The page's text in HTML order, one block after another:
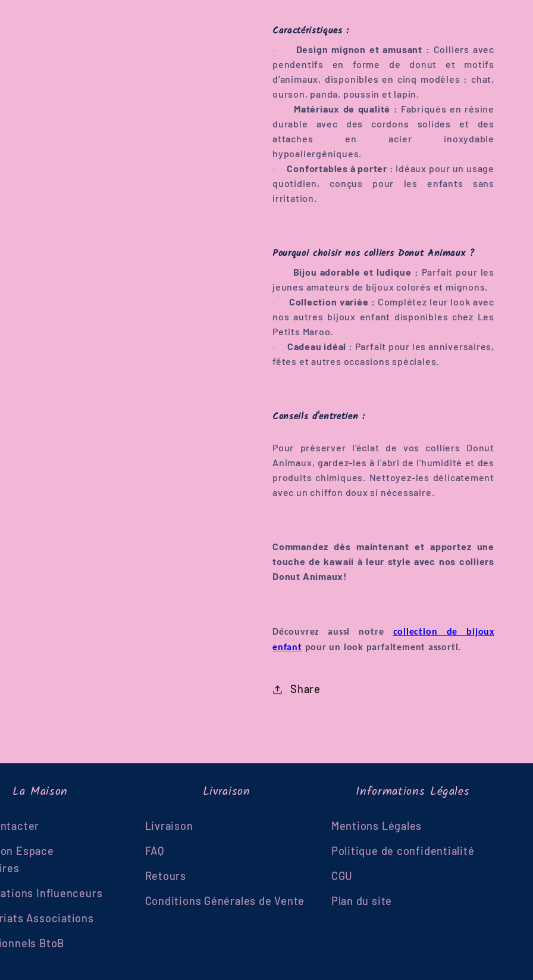
Caractéristiques :
· Design mignon et amusant : Colliers avec
pendentifs en forme de donut et motifs
d'animaux, disponibles en cinq modèles : chat,
ourson, panda, poussin et lapin.
· Matériaux de qualité : Fabriqués en résine
durable avec des cordons solides et des
attaches en acier inoxydable
hypoallergéniques.
· Confortables à porter : Idéaux pour un usage
quotidien, conçus pour les enfants sans
irritation.
Pourquoi choisir nos colliers Donut Animaux ?
· Bijou adorable et ludique : Parfait pour les
jeunes amateurs de bijoux colorés et mignons.
· Collection variée : Complétez leur look avec
nos autres bijoux enfant disponibles chez Les
Petits Maroo.
· Cadeau idéal : Parfait pour les anniversaires,
fêtes et autres occasions spéciales.
Conseils d'entretien :
Pour préserver l'éclat de vos colliers Donut
Animaux, gardez-les à l'abri de l'humidité et des
produits chimiques. Nettoyez-les délicatement
avec un chiffon doux si nécessaire.
Commandez dès maintenant et apportez une
touche de kawaii à leur style avec nos colliers
Donut Animaux!
Découvrez aussi notre collection de bijoux
enfant pour un look parfaitement assorti.
Share
La Maison
Espace
Influenceurs
Associations
BtoB
Livraison
Livraison
FAQ
Retours
Conditions Générales de Vente
Informations Légales
Mentions Légales
Politique de confidentialité
CGU
Plan du site